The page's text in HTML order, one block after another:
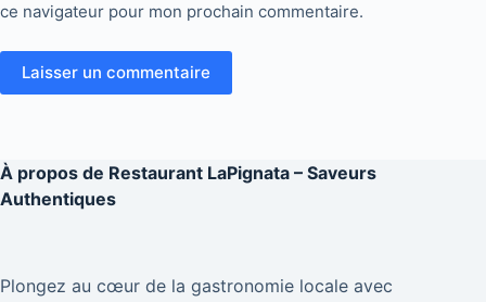
ce navigateur pour mon prochain commentaire.
Laisser un commentaire
À propos de Restaurant LaPignata – Saveurs
Authentiques
Plongez au cœur de la gastronomie locale avec